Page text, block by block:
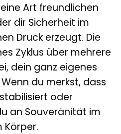
Art freundlichen
dir Sicherheit im
Druck erzeugt. Die
Zyklus über mehrere
dein ganz eigenes
du merkst, dass
oder
an Souveränität im
Körper.